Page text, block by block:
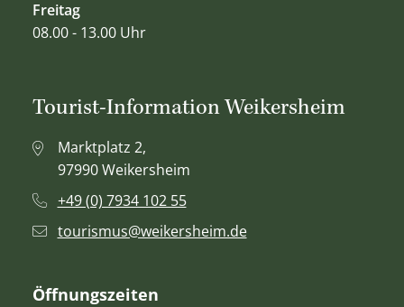
Freitag
08.00 - 13.00 Uhr
Tourist-Information Weikersheim
Marktplatz 2,
97990 Weikersheim
+49 (0) 7934 102 55
tourismus@weikersheim.de
Öffnungszeiten